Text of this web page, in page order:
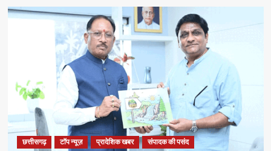
छत्तीसगढ़ टॉप न्यूज़ प्रादेशिक खबर संपादक की पसंद